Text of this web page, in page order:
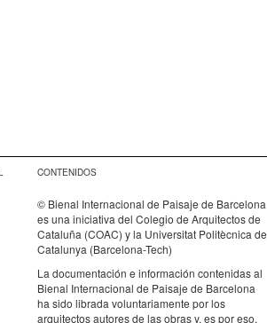
CONTENIDOS
© Bienal Internacional de Paisaje de Barcelona
es una iniciativa del Colegio de Arquitectos de
Cataluña (COAC) y la Universitat Politècnica de
Catalunya (Barcelona-Tech)
La documentación e información contenidas al
Bienal Internacional de Paisaje de Barcelona
ha sido librada voluntariamente por los
arquitectos autores de las obras y, es por eso,